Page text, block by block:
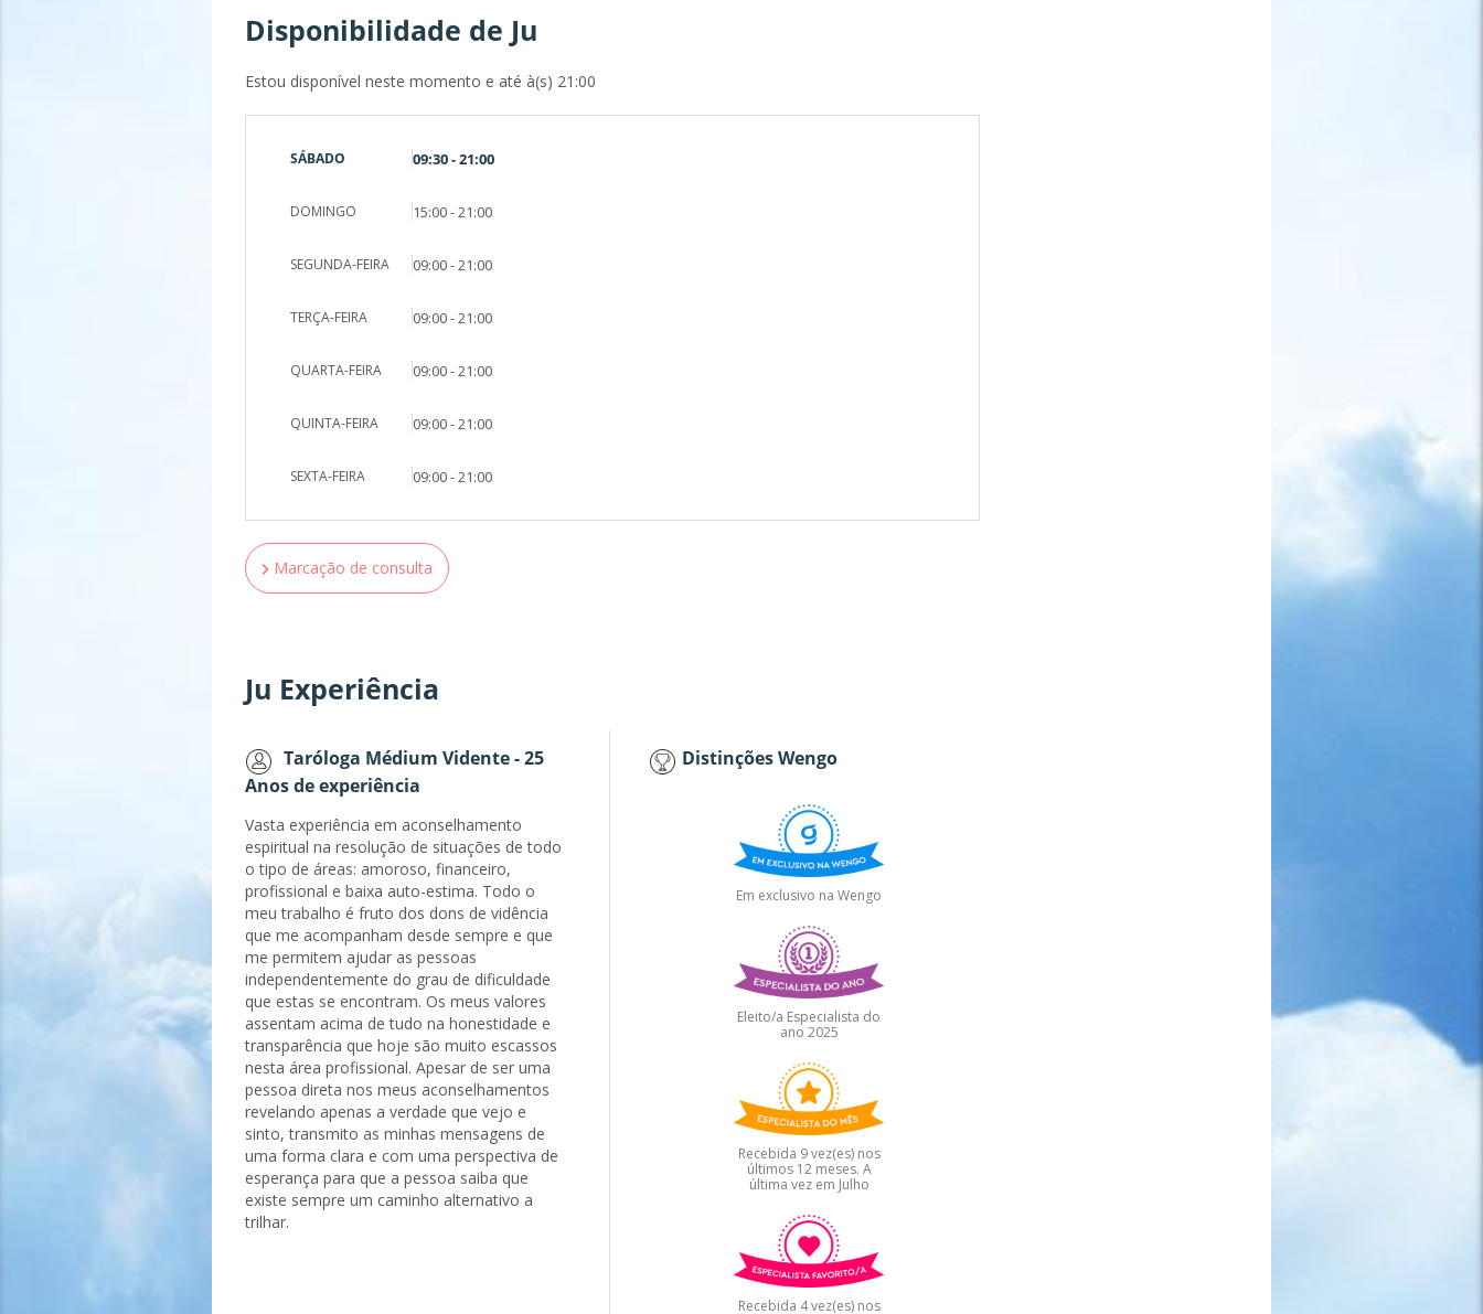
Disponibilidade de Ju
Estou disponível neste momento e até à(s) 21:00
SÁBADO 09:30 - 21:00
DOMINGO 15:00 - 21:00
SEGUNDA-FEIRA 09:00 - 21:00
TERÇA-FEIRA 09:00 - 21:00
QUARTA-FEIRA 09:00 - 21:00
QUINTA-FEIRA 09:00 - 21:00
SEXTA-FEIRA 09:00 - 21:00
Marcação de consulta
Ju Experiência
Taróloga Médium Vidente - 25
Anos de experiência
Vasta experiência em aconselhamento
espiritual na resolução de situações de todo
o tipo de áreas: amoroso, financeiro,
profissional e baixa auto-estima. Todo o
meu trabalho é fruto dos dons de vidência
que me acompanham desde sempre e que
me permitem ajudar as pessoas
independentemente do grau de dificuldade
que estas se encontram. Os meus valores
assentam acima de tudo na honestidade e
transparência que hoje são muito escassos
nesta área profissional. Apesar de ser uma
pessoa direta nos meus aconselhamentos
revelando apenas a verdade que vejo e
sinto, transmito as minhas mensagens de
uma forma clara e com uma perspectiva de
esperança para que a pessoa saiba que
existe sempre um caminho alternativo a
trilhar.
Distinções Wengo
Em exclusivo na Wengo
Eleito/a Especialista do
ano 2025
Recebida 9 vez(es) nos
últimos 12 meses. A
última vez em Julho
Recebida 4 vez(es) nos